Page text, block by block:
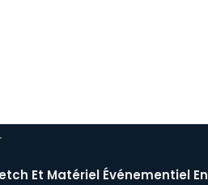
Et Matériel Événementiel